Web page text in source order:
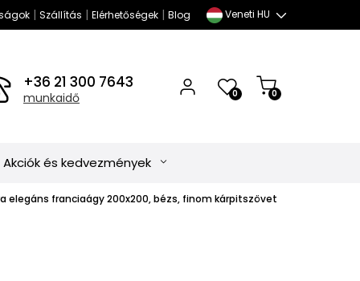
| Szállítás | Elérhetőségek| Blog Veneti HU
+36 21 300 7643
munkaidő 0 0
Akciók és kedvezmények
elegáns franciaágy 200x200, bézs, finom kárpitszövet